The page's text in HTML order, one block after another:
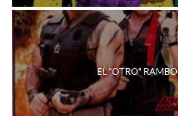
EL "OTRO" RAMBO